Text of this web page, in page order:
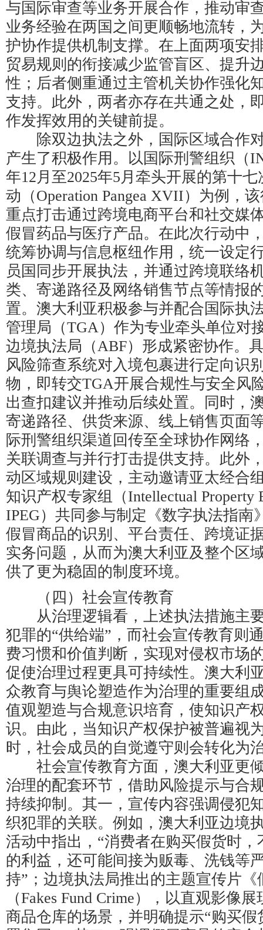
与国际审查等业务开展合作，推动审
业务经验在两国之间更顺畅地流转，
护协作提供机制支撑。在上面两项安
贸易规则的衔接减少监管盲区、提升
性；后者侧重通过主管机关协作强化
支持。此外，两者亦存在共通之处，
作发挥效用的关键前提。
除双边执法之外，国际区域合作
产生了积极作用。以国际刑警组织（
年12月至2025年5月牵头开展的第十
动（Operation Pangea XVII）为例，
重点打击通过跨境电商平台和社交媒
假冒药品与医疗产品。在此次行动中
统筹协调与信息枢纽作用，统一设定
员国同步开展执法，并通过跨境联络
类、寄递路径及网络销售节点等情报
置。澳大利亚积极参与并配合国际执
管理局（TGA）作为专业牵头单位对
边境执法局（ABF）形成紧密协作。
风险筛查系统对入境包裹进行定向识
物，即转交TGA开展合规性与安全风
出查扣建议并推动后续处置。同时，
寄递路径、供货来源、线上销售页面
际刑警组织渠道回传至全球协作网络
关联调查与并行打击提供支持。此外
动区域规则建设，主动邀请亚太经合
知识产权专家组（Intellectual Property
IPEG）共同参与制定《数字执法指南
假冒商品的识别、平台责任、跨境证
实务问题，从而为澳大利亚及整个区
供了更为稳固的制度环境。
（四）社会宣传教育
从治理逻辑看，上述执法措施主
犯罪的“供给端”，而社会宣传教育则
费习惯和价值判断，实现对侵权市场
促使治理过程更具可持续性。澳大利
众教育与舆论塑造作为治理的重要组
值观塑造与合规意识培育，使知识产
识。由此，当知识产权保护被普遍视
时，社会成员的自觉遵守则会转化为
社会宣传教育方面，澳大利亚更
治理的配套环节，借助风险提示与合
持续抑制。其一，宣传内容强调侵犯
织犯罪的关联。例如，澳大利亚边境
活动中指出，“消费者在购买假货时
的利益，还可能间接为贩毒、洗钱等
持”；边境执法局推出的主题宣传片
（Fakes Fund Crime），以直观影像
商品仓库的场景，并明确提示“购买